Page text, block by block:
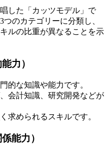
した「カッツモデル」で
のカテゴリーに分類し、
ルの比重が異なることを示
力）
的な知識や能力です。
会計知識、研究開発などが
求められるスキルです。
能力）